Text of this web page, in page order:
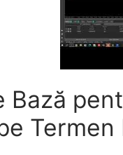
Bază
Termen